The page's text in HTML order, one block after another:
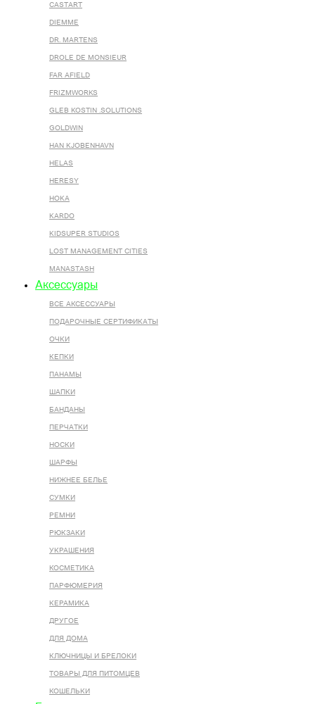
CASTART
DIEMME
DR. MARTENS
DROLE DE MONSIEUR
FAR AFIELD
FRIZMWORKS
GLEB KOSTIN .SOLUTIONS
GOLDWIN
HAN KJOBENHAVN
HELAS
HERESY
HOKA
KARDO
KIDSUPER STUDIOS
LOST MANAGEMENT CITIES
MANASTASH
Аксессуары
ВСЕ AКСЕССУАРЫ
ПОДАРОЧНЫЕ СЕРТИФИКАТЫ
ОЧКИ
КЕПКИ
ПАНАМЫ
ШАПКИ
БАНДАНЫ
ПЕРЧАТКИ
НОСКИ
ШАРФЫ
НИЖНЕЕ БЕЛЬЕ
СУМКИ
РЕМНИ
РЮКЗАКИ
УКРАШЕНИЯ
КОСМЕТИКА
ПАРФЮМЕРИЯ
КЕРАМИКА
ДРУГОЕ
ДЛЯ ДОМА
КЛЮЧНИЦЫ И БРЕЛОКИ
ТОВАРЫ ДЛЯ ПИТОМЦЕВ
КОШЕЛЬКИ